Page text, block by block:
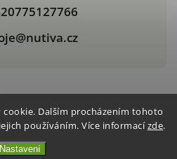
Dalším procházením tohoto
používáním. Více informacízde.
Nastavení